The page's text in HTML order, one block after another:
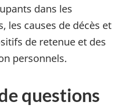
dans les
les causes de décès et
de retenue et des
personnels.
questions